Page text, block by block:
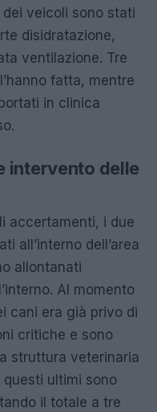
dei veicoli sono stati
disidratazione,
ventilazione. Tre
fatta, mentre
in clinica
intervento delle
accertamenti, i due
all’interno dell’area
allontanati
Al momento
cani era già privo di
critiche e sono
struttura veterinaria
questi ultimi sono
il totale a tre